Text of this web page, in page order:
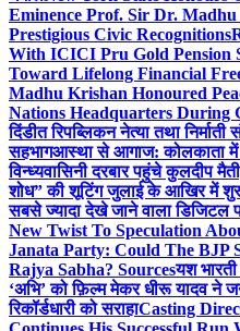
Eminence Prof. Sir Dr.
Prestigious Civic Recognitions
With ICICI Pru Gold Pension
Toward Lifelong Financial
Madhu Krishan Honoured
Nations Headquarters During
दिंडीत रिपब्लिकन नेत्या तथा
सहभागआस्था से आगाज: कोलकाता में
विन्ध्यवासिनी दरबार पहुंचे कुलदीप
शोध” की शूटिंग जुलाई के आखिर में
सबसे ज्यादा देखे जाने वाला डिजिटल
New Twist To Speculation
Janata Party: Could The BJP
Rajya Sabha? Sourcesयश
‘अभि’ को फ़िल्म मेकर धीरू यादव ने
रिकॉर्डधारी को सराहाCasting